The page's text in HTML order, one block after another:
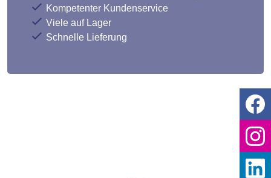
Kompetenter Kundenservice
Viele auf Lager
Schnelle Lieferung